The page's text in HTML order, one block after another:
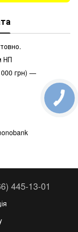
НП
грн) —
445-13-01